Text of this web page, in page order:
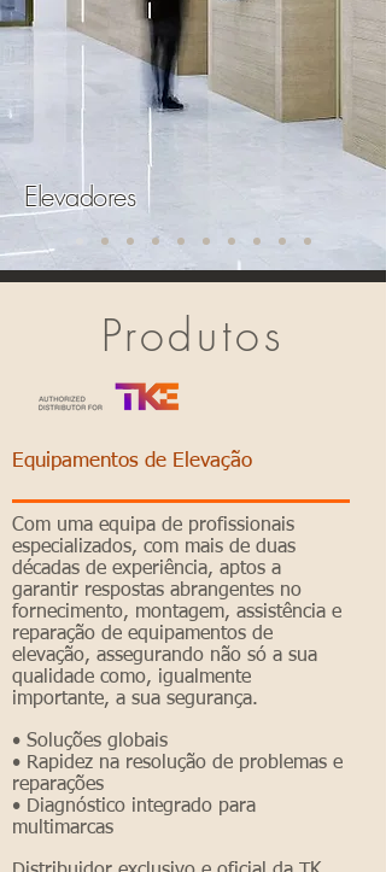
Elevadores
Produtos
Equipamentos de Elevação
Com uma equipa de profissionais
especializados, com mais de duas
décadas de experiência, aptos a
garantir respostas abrangentes no
fornecimento, montagem, assistência e
reparação de equipamentos de
elevação, assegurando não só a sua
qualidade como, igualmente
importante, a sua segurança.
• Soluções globais
• Rapidez na resolução de problemas e
reparações
• Diagnóstico integrado para
multimarcas